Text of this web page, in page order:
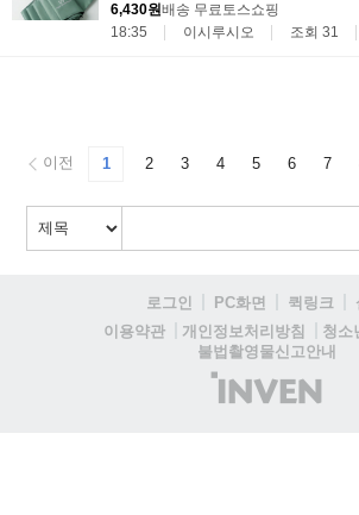
6,430원배송 무료토스쇼핑
18:35
이시루시오 조회 31
이전 1 2 3 4 5 6 7
로그인 PC화면 퀵링크
이용약관
개인정보처리방침
청소
불법촬영물신고안내
(주)
인